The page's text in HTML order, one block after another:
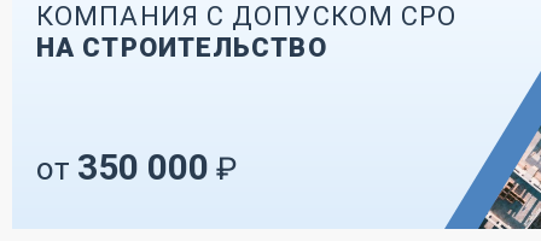
КОМПАНИЯ С ДОПУСКОМ СРО
НА СТРОИТЕЛЬСТВО
от 350 000 ₽